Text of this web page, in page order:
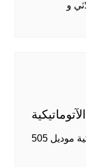
ماكينة تعبئة الشامبو في أكياس الآتوماتيكية موديل 505